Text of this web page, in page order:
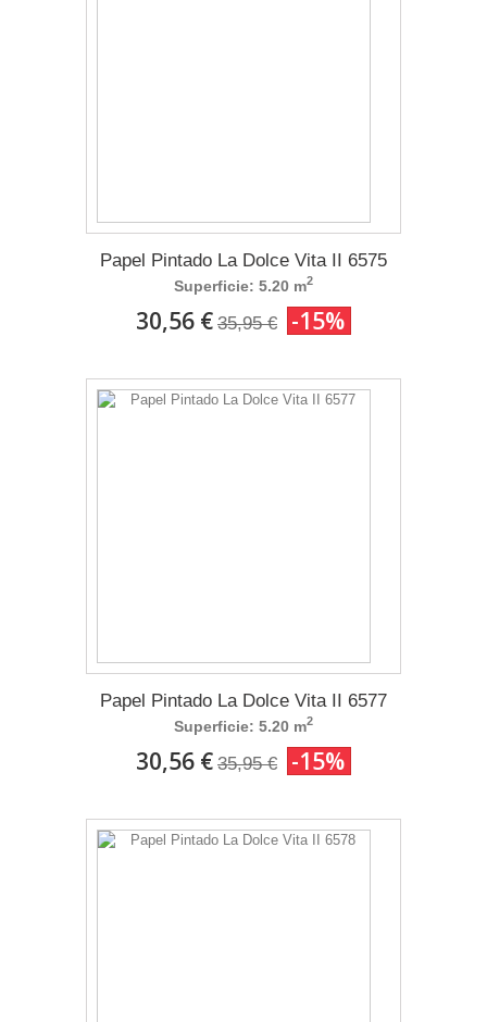
Papel Pintado La Dolce Vita II 6575
Superficie: 5.20 m2
30,56 € 35,95 € -15%
Papel Pintado La Dolce Vita II 6577
Superficie: 5.20 m2
30,56 € 35,95 € -15%